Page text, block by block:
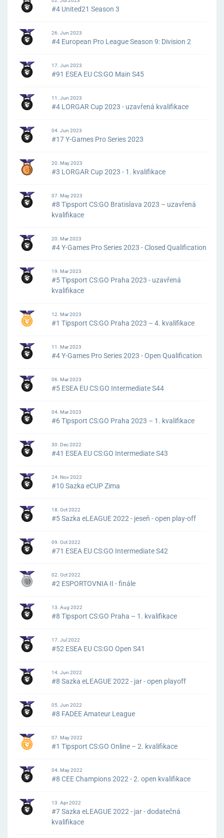
#4 United21 Season 3
26. Jun 2023
#4 European Pro League Season 9: Division 2
17. Jun 2023
#91 ESEA EU CS:GO Main S45
11. Jun 2023
#4 LORGAR Cup 2023 - uzavřená kvalifikace
04. Jun 2023
#17 Y-Games Pro Series 2023
20. May 2023
#3 LORGAR Cup 2023 - 1. kvalifikace
07. May 2023
#8 Tipsport CS:GO Bratislava 2023 – uzavřená
kvalifikace
20. Mar 2023
#4 Y-Games Pro Series 2023 - Closed Qualification
19. Mar 2023
#5 Tipsport CS:GO Praha 2023 - uzavřená
kvalifikace
12. Mar 2023
#1 Tipsport CS:GO Praha 2023 – 4. kvalifikace
11. Mar 2023
#4 Y-Games Pro Series 2023 - Open Qualification
06. Mar 2023
#5 ESEA EU CS:GO Intermediate S44
04. Mar 2023
#6 Tipsport CS:GO Praha 2023 – 1. kvalifikace
30. Dec 2022
#41 ESEA EU CS:GO Intermediate S43
24. Nov 2022
#10 Sazka eCUP Zima
18. Oct 2022
#5 Sazka eLEAGUE 2022 - jeseň - open play-off
09. Oct 2022
#71 ESEA EU CS:GO Intermediate S42
02. Oct 2022
#2 ESPORTOVNIA II - finále
13. Aug 2022
#8 Tipsport CS:GO Praha – 1. kvalifikace
17. Jul 2022
#52 ESEA EU CS:GO Open S41
14. Jun 2022
#8 Sazka eLEAGUE 2022 - jar - open playoff
05. Jun 2022
#8 FADEE Amateur League
07. May 2022
#1 Tipsport CS:GO Online – 2. kvalifikace
04. May 2022
#8 CEE Champions 2022 - 2. open kvalifikace
13. Apr 2022
#7 Sazka eLEAGUE 2022 - jar - dodatečná
kvalifikace